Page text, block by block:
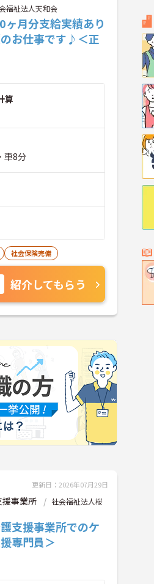
福祉法人天和会
ヶ月分支給実績あり
お仕事です♪＜正
算
車8分
社会保険完備
紹介してもらう
更新日：2026年07月29日
事業所
社会福祉法人桜
支援事業所でのケ
専門員＞